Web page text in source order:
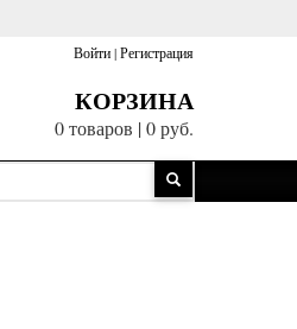
Войти|Регистрация
КОРЗИНА
0 товаров |0 руб.